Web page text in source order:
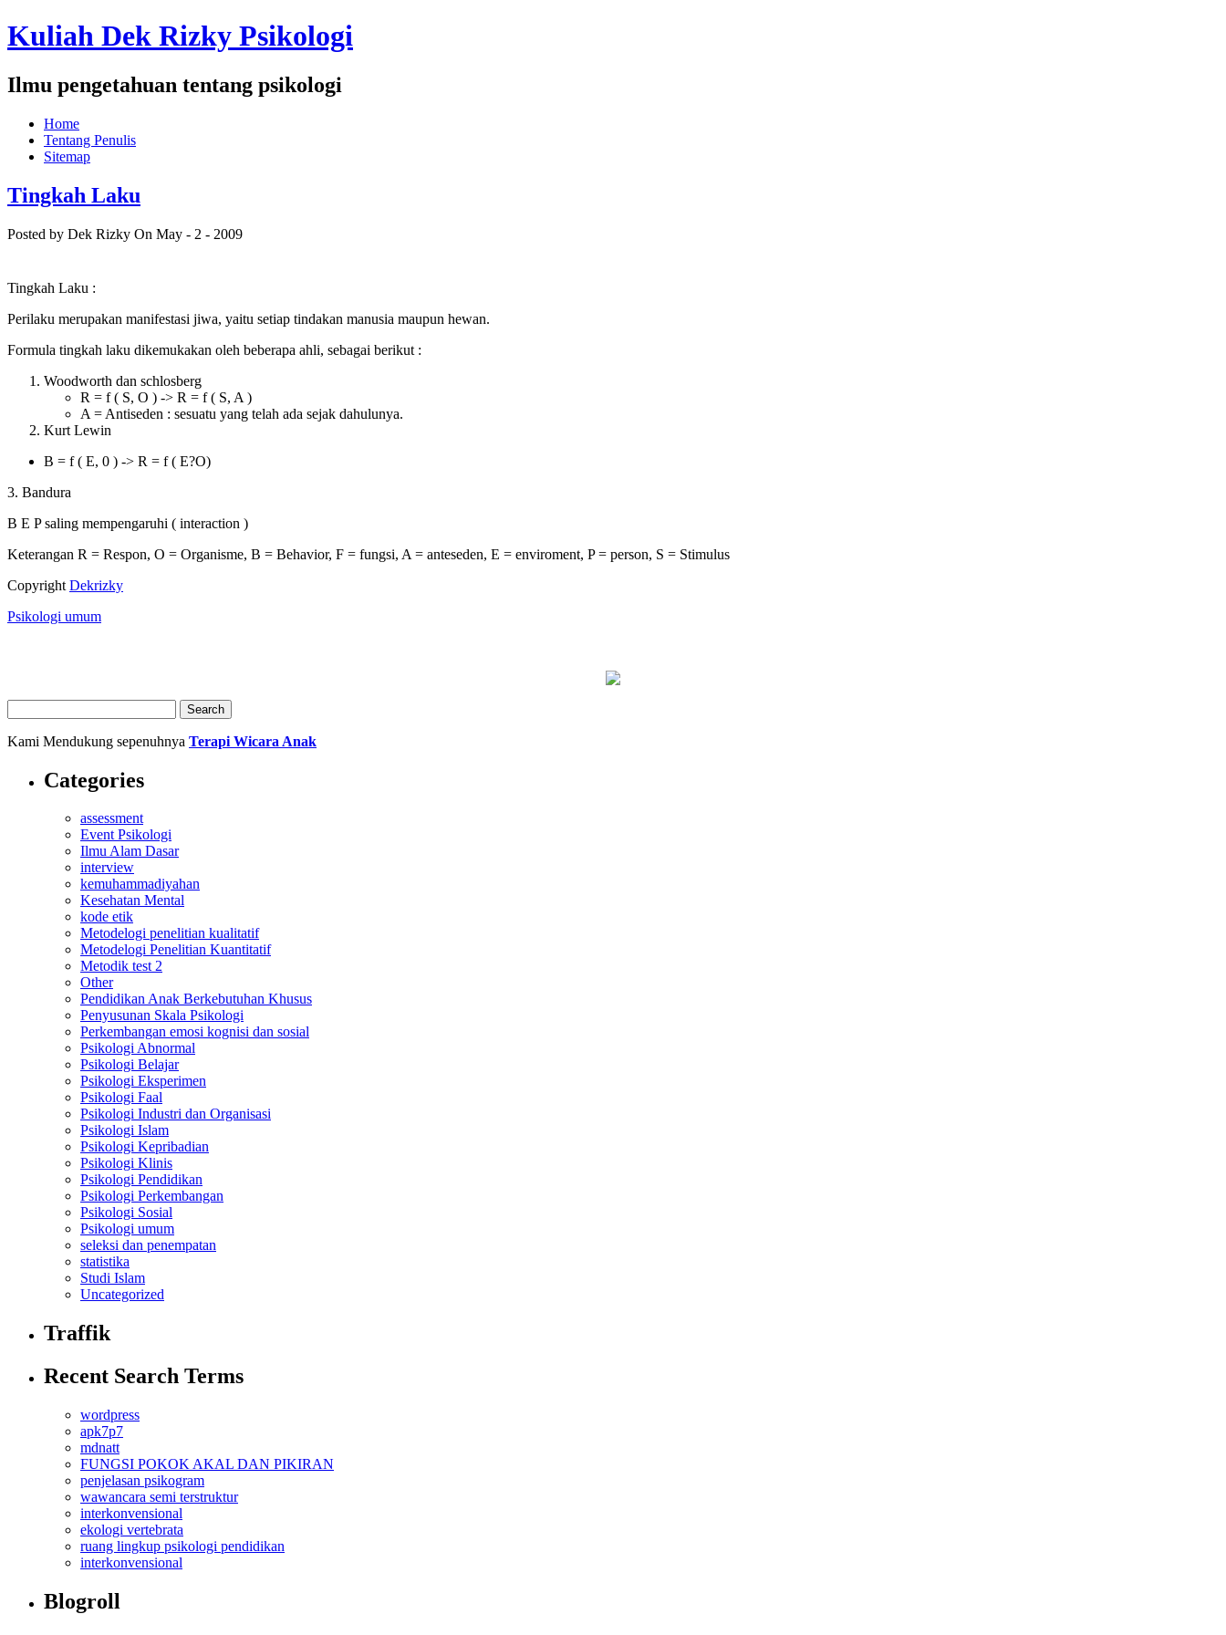
Kuliah Dek Rizky Psikologi
Ilmu pengetahuan tentang psikologi
Home
Tentang Penulis
Sitemap
Tingkah Laku
Posted by Dek Rizky On May - 2 - 2009
Tingkah Laku :
Perilaku merupakan manifestasi jiwa, yaitu setiap tindakan manusia maupun hewan.
Formula tingkah laku dikemukakan oleh beberapa ahli, sebagai berikut :
Woodworth dan schlosberg
R = f ( S, O ) -> R = f ( S, A )
A = Antiseden : sesuatu yang telah ada sejak dahulunya.
Kurt Lewin
B = f ( E, 0 ) -> R = f ( E?O)
3. Bandura
B E P saling mempengaruhi ( interaction )
Keterangan R = Respon, O = Organisme, B = Behavior, F = fungsi, A = anteseden, E = enviroment, P = person, S = Stimulus
Copyright Dekrizky
Psikologi umum
Kami Mendukung sepenuhnya Terapi Wicara Anak
Categories
assessment
Event Psikologi
Ilmu Alam Dasar
interview
kemuhammadiyahan
Kesehatan Mental
kode etik
Metodelogi penelitian kualitatif
Metodelogi Penelitian Kuantitatif
Metodik test 2
Other
Pendidikan Anak Berkebutuhan Khusus
Penyusunan Skala Psikologi
Perkembangan emosi kognisi dan sosial
Psikologi Abnormal
Psikologi Belajar
Psikologi Eksperimen
Psikologi Faal
Psikologi Industri dan Organisasi
Psikologi Islam
Psikologi Kepribadian
Psikologi Klinis
Psikologi Pendidikan
Psikologi Perkembangan
Psikologi Sosial
Psikologi umum
seleksi dan penempatan
statistika
Studi Islam
Uncategorized
Traffik
Recent Search Terms
wordpress
apk7p7
mdnatt
FUNGSI POKOK AKAL DAN PIKIRAN
penjelasan psikogram
wawancara semi terstruktur
interkonvensional
ekologi vertebrata
ruang lingkup psikologi pendidikan
interkonvensional
Blogroll